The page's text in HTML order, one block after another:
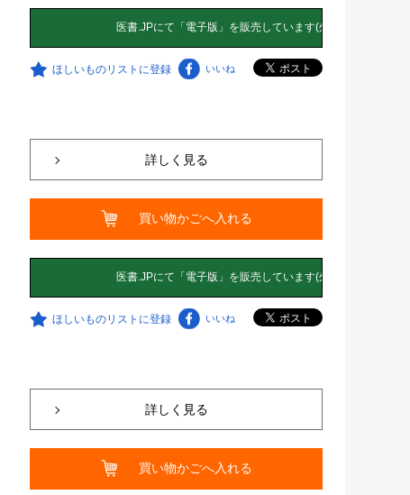
ほしいものリストに登録 いいね
詳しく見る
買い物かごへ入れる
ほしいものリストに登録 いいね
詳しく見る
買い物かごへ入れる